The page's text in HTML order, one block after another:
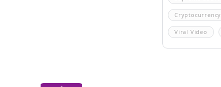
Cryptocurrency
Viral Video